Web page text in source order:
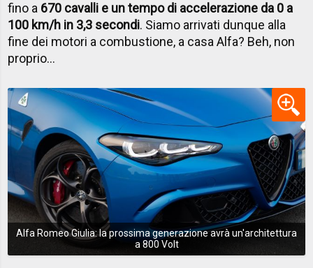
fino a 670 cavalli e un tempo di accelerazione da 0 a
100 km/h in 3,3 secondi. Siamo arrivati dunque alla
fine dei motori a combustione, a casa Alfa? Beh, non
proprio...
Alfa Romeo Giulia: la prossima generazione avrà un'architettura
a 800 Volt